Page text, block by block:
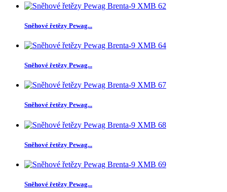
Sněhové řetězy Pewag...
Sněhové řetězy Pewag...
Sněhové řetězy Pewag...
Sněhové řetězy Pewag...
Sněhové řetězy Pewag...